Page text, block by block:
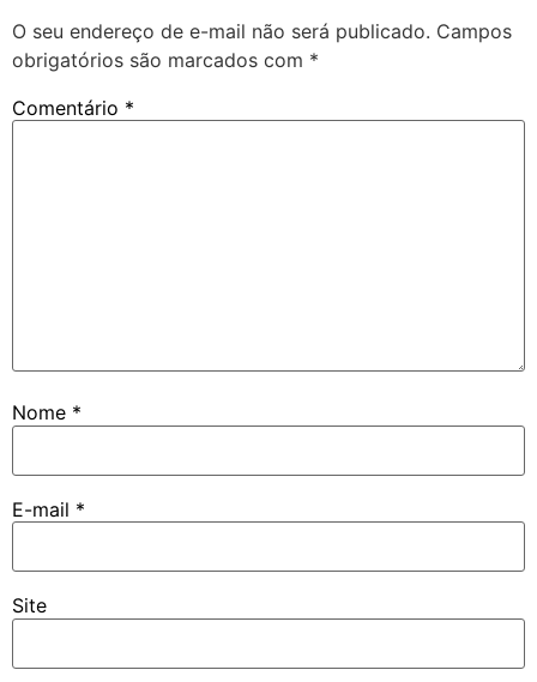
O seu endereço de e-mail não será publicado. Campos
obrigatórios são marcados com *
Comentário *
Nome *
E-mail *
Site